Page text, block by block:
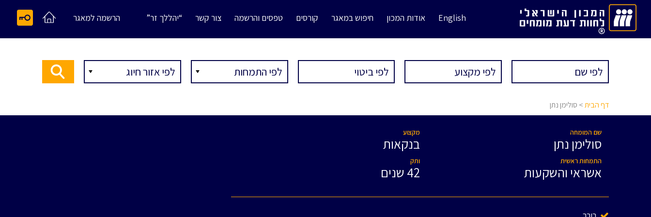
English אודות המכון חיפוש במאגר קורסים טפסים והרשמה צור קשר “יהללך זר” הרשמה למאגר
דף הבית> סולימן נתן
שם המומחה
סולימן נתן
התמחות ראשית
אשראי והשקעות
מקצוע
בנקאות
ותק
42 שנים